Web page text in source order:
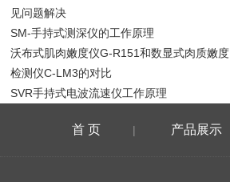
见问题解决
SM-手持式测深仪的工作原理
沃布式肌肉嫩度仪G-R151和数显式肉质嫩度
检测仪C-LM3的对比
SVR手持式电波流速仪工作原理
首 页 | 产品展示